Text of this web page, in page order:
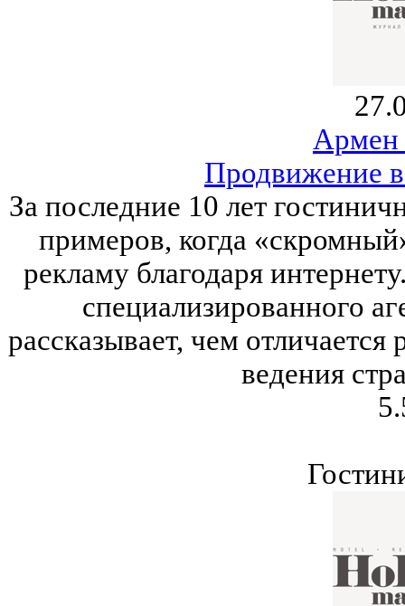
Армен
Продвижение
За последние 10 лет
примеров, когда
рекламу благодаря
специализированного
рассказывает, чем
ведения